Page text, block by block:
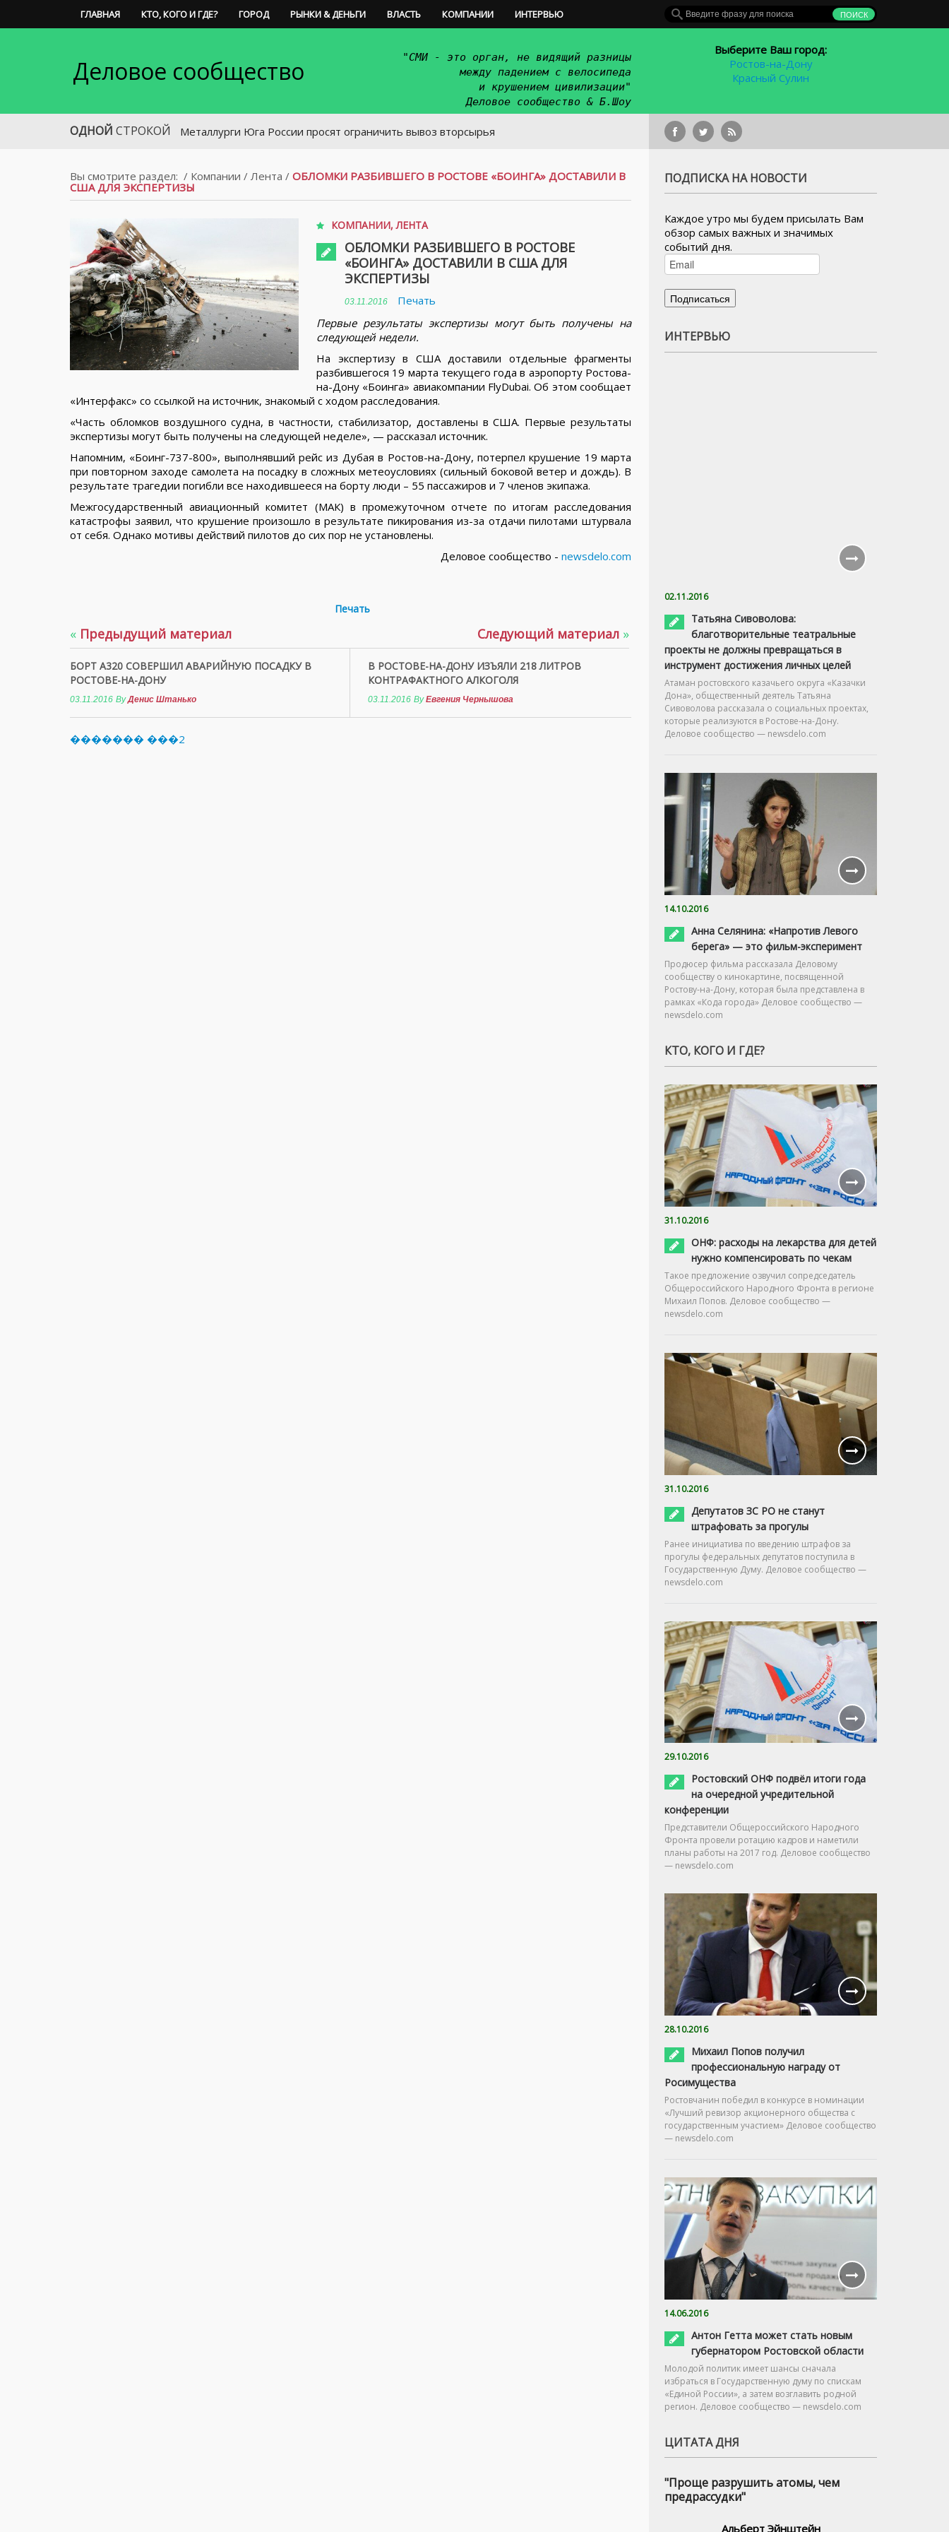
ГЛАВНАЯ КТО, КОГО И ГДЕ? ГОРОД РЫНКИ & ДЕНЬГИ ВЛАСТЬ КОМПАНИИ ИНТЕРВЬЮ
Деловое сообщество
"СМИ - это орган, не видящий разницы
между падением с велосипеда
и крушением цивилизации"
Деловое сообщество & Б.Шоу
Выберите Ваш город:
Ростов-на-Дону
Красный Сулин
ОДНОЙ СТРОКОЙ
Металлурги Юга России просят ограничить вывоз вторсырья
Вы смотрите раздел: / Компании / Лента / ОБЛОМКИ РАЗБИВШЕГО В РОСТОВЕ «БОИНГА» ДОСТАВИЛИ В
США ДЛЯ ЭКСПЕРТИЗЫ
КОМПАНИИ,ЛЕНТА
ОБЛОМКИ РАЗБИВШЕГО В РОСТОВЕ
«БОИНГА» ДОСТАВИЛИ В США ДЛЯ
ЭКСПЕРТИЗЫ
03.11.2016
Печать
Первые результаты экспертизы могут быть получены на
следующей недели.
На экспертизу в США доставили отдельные фрагменты
разбившегося 19 марта текущего года в аэропорту Ростова-
на-Дону «Боинга» авиакомпании FlyDubai. Об этом сообщает
«Интерфакс» со ссылкой на источник, знакомый с ходом расследования.
«Часть обломков воздушного судна, в частности, стабилизатор, доставлены в США. Первые результаты
экспертизы могут быть получены на следующей неделе», — рассказал источник.
Напомним, «Боинг-737-800», выполнявший рейс из Дубая в Ростов-на-Дону, потерпел крушение 19 марта
при повторном заходе самолета на посадку в сложных метеоусловиях (сильный боковой ветер и дождь). В
результате трагедии погибли все находившееся на борту люди – 55 пассажиров и 7 членов экипажа.
Межгосударственный авиационный комитет (МАК) в промежуточном отчете по итогам расследования
катастрофы заявил, что крушение произошло в результате пикирования из-за отдачи пилотами штурвала
от себя. Однако мотивы действий пилотов до сих пор не установлены.
Деловое сообщество - newsdelo.com
Печать
« Предыдущий материал
БОРТ А320 СОВЕРШИЛ АВАРИЙНУЮ ПОСАДКУ В
РОСТОВЕ-НА-ДОНУ
03.11.2016 ByДенис Штанько
Следующий материал »
В РОСТОВЕ-НА-ДОНУ ИЗЪЯЛИ 218 ЛИТРОВ
КОНТРАФАКТНОГО АЛКОГОЛЯ
03.11.2016 ByЕвгения Чернышова
������� ���2
ПОДПИСКА НА НОВОСТИ
Каждое утро мы будем присылать Вам
обзор самых важных и значимых
событий дня.
ИНТЕРВЬЮ
02.11.2016
Татьяна Сивоволова:
благотворительные театральные
проекты не должны превращаться в
инструмент достижения личных целей
Атаман ростовского казачьего округа «Казачки
Дона», общественный деятель Татьяна
Сивоволова рассказала о социальных проектах,
которые реализуются в Ростове-на-Дону.
Деловое сообщество — newsdelo.com
14.10.2016
Анна Селянина: «Напротив Левого
берега» — это фильм-эксперимент
Продюсер фильма рассказала Деловому
сообществу о кинокартине, посвященной
Ростову-на-Дону, которая была представлена в
рамках «Кода города» Деловое сообщество —
newsdelo.com
КТО, КОГО И ГДЕ?
31.10.2016
ОНФ: расходы на лекарства для детей
нужно компенсировать по чекам
Такое предложение озвучил сопредседатель
Общероссийского Народного Фронта в регионе
Михаил Попов. Деловое сообщество —
newsdelo.com
31.10.2016
Депутатов ЗС РО не станут
штрафовать за прогулы
Ранее инициатива по введению штрафов за
прогулы федеральных депутатов поступила в
Государственную Думу. Деловое сообщество —
newsdelo.com
29.10.2016
Ростовский ОНФ подвёл итоги года
на очередной учредительной
конференции
Представители Общероссийского Народного
Фронта провели ротацию кадров и наметили
планы работы на 2017 год. Деловое сообщество
— newsdelo.com
28.10.2016
Михаил Попов получил
профессиональную награду от
Росимущества
Ростовчанин победил в конкурсе в номинации
«Лучший ревизор акционерного общества с
государственным участием» Деловое сообщество
— newsdelo.com
14.06.2016
Антон Гетта может стать новым
губернатором Ростовской области
Молодой политик имеет шансы сначала
избраться в Государственную думу по спискам
«Единой России», а затем возглавить родной
регион. Деловое сообщество — newsdelo.com
ЦИТАТА ДНЯ
"Проще разрушить атомы, чем
предрассудки"
Альберт Эйнштейн